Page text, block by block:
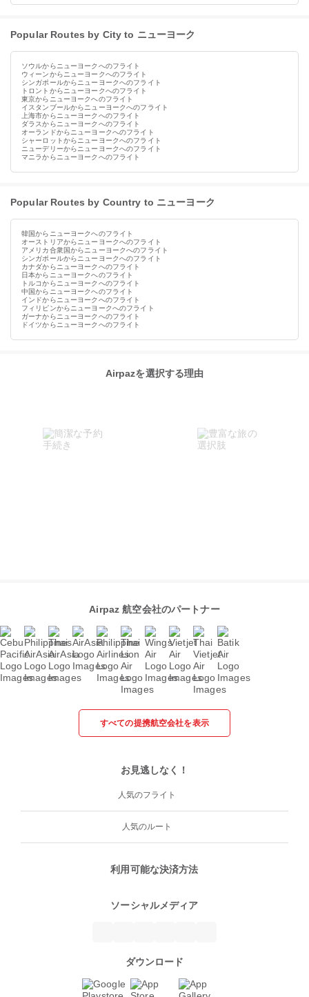
Popular Routes by City to ニューヨーク
ソウルからニューヨークへのフライト
ウィーンからニューヨークへのフライト
シンガポールからニューヨークへのフライト
トロントからニューヨークへのフライト
東京からニューヨークへのフライト
イスタンブールからニューヨークへのフライト
上海市からニューヨークへのフライト
ダラスからニューヨークへのフライト
オーランドからニューヨークへのフライト
シャーロットからニューヨークへのフライト
ニューデリーからニューヨークへのフライト
マニラからニューヨークへのフライト
Popular Routes by Country to ニューヨーク
韓国からニューヨークへのフライト
オーストリアからニューヨークへのフライト
アメリカ合衆国からニューヨークへのフライト
シンガポールからニューヨークへのフライト
カナダからニューヨークへのフライト
日本からニューヨークへのフライト
トルコからニューヨークへのフライト
中国からニューヨークへのフライト
インドからニューヨークへのフライト
フィリピンからニューヨークへのフライト
ガーナからニューヨークへのフライト
ドイツからニューヨークへのフライト
Airpazを選択する理由
Airpaz 航空会社のパートナー
すべての提携航空会社を表示
お見逃しなく！
人気のフライト
人気のルート
利用可能な決済方法
ソーシャルメディア
ダウンロード